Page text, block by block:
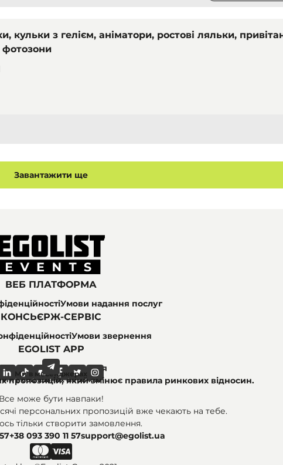
кульки з гелієм, аніматори, ростові ляльки,
фотозони
Завантажити ще
ВЕБ ПЛАТФОРМА
Умови надання послуг
КОНСЬЄРЖ-СЕРВІС
Умови звернення
EGOLIST APP
питання
Ми в соціальних мережах
Ми в месенджерах
пропозицій, який змінює правила ринкових відносин.
Все може бути навпаки!
персональних пропозицій вже чекають на тебе.
тільки створити замовлення.
+38 093 390 11 57support@egolist.ua